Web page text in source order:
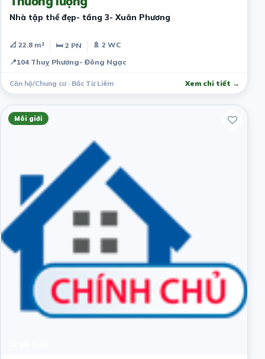
Nhà tập thể đẹp- tầng 3- Xuân Phương
📐 22.8 m² 🛏 2 PN
🚿 2 WC
📍104 Thuỵ Phương- Đông Ngạc
Căn hộ/Chung cư · Bắc Từ Liêm Xem chi tiết →
Môi giới